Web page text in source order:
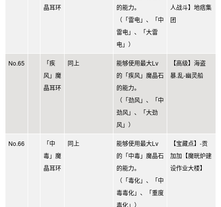
晶耳环
的能力。
（「雷电」、「中
雷电」、「大雷
电」）
人战斗】地痞集
团
No.65
「疾
风」魔
晶耳环
同上
能够使用最大Lv
的「疾风」魔晶石
的能力。
（「劲风」、「中
劲风」、「大劲
风」）
【高级】海盗
暴.乱-幽灵船
No.66
「中
毒」魔
晶耳环
同上
能够使用最大Lv
的「中毒」魔晶石
的能力。
（「毒化」、「中
毒毒化」、「重度
毒化」）
【宝藏点】-贡
加加【魔晄炉建
设作业大楼】